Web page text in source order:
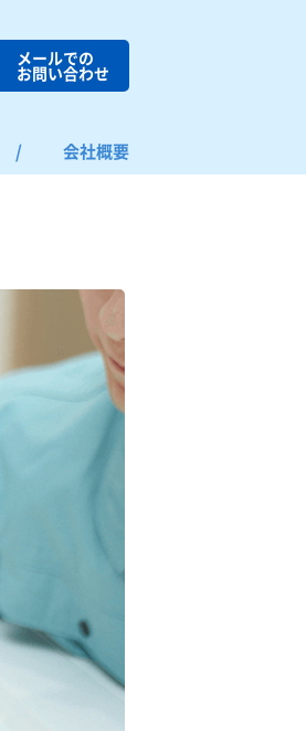
メールでの
お問い合わせ
/ 会社概要